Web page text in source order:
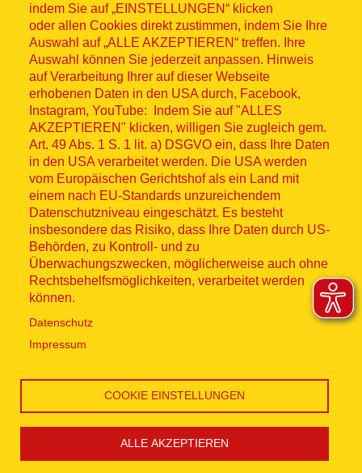
indem Sie auf „EINSTELLUNGEN“ klicken
oder allen Cookies direkt zustimmen, indem Sie Ihre
Auswahl auf „ALLE AKZEPTIEREN“ treffen. Ihre
Auswahl können Sie jederzeit anpassen. Hinweis
auf Verarbeitung Ihrer auf dieser Webseite
erhobenen Daten in den USA durch, Facebook,
Instagram, YouTube: Indem Sie auf "ALLES
AKZEPTIEREN" klicken, willigen Sie zugleich gem.
Art. 49 Abs. 1 S. 1 lit. a) DSGVO ein, dass Ihre Daten
in den USA verarbeitet werden. Die USA werden
vom Europäischen Gerichtshof als ein Land mit
einem nach EU-Standards unzureichendem
Datenschutzniveau eingeschätzt. Es besteht
insbesondere das Risiko, dass Ihre Daten durch US-
Behörden, zu Kontroll- und zu
Überwachungszwecken, möglicherweise auch ohne
Rechtsbehelfsmöglichkeiten, verarbeitet werden
können.
Datenschutz
Impressum
COOKIE EINSTELLUNGEN
ALLE AKZEPTIEREN
© ASB 2026
Fußzeilenmenü
Impressum
Datenschutz
Kontakt
Hinweisgebersystem
Lieferkette
Widerruf
Social Media